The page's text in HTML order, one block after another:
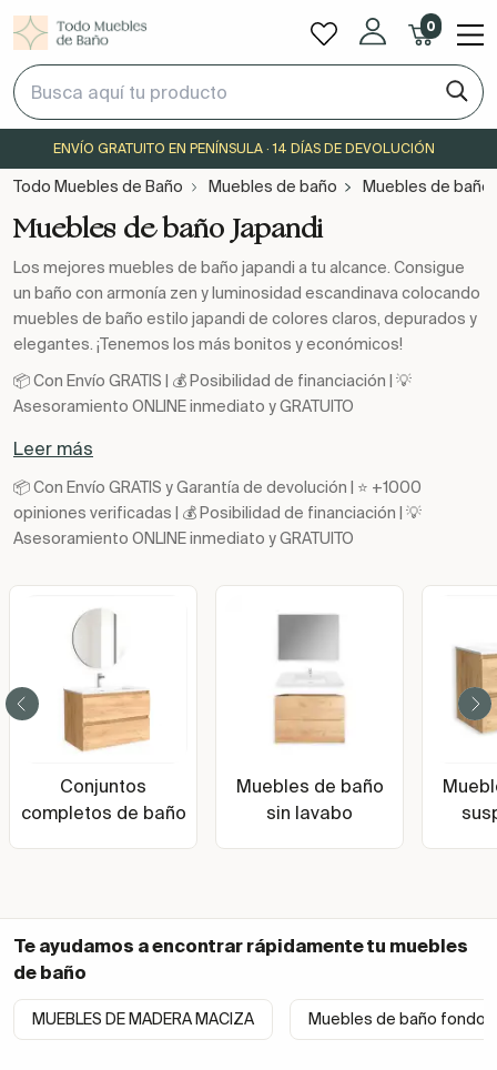
0
ENVÍO GRATUITO EN PENÍNSULA · 14 DÍAS DE DEVOLUCIÓN
Todo Muebles de Baño Muebles de baño Muebles de baño
Muebles de baño Japandi
Los mejores muebles de baño japandi a tu alcance. Consigue
un baño con armonía zen y luminosidad escandinava colocando
muebles de baño estilo japandi de colores claros, depurados y
elegantes. ¡Tenemos los más bonitos y económicos!
📦 Con Envío GRATIS | 💰 Posibilidad de financiación | 💡
Asesoramiento ONLINE inmediato y GRATUITO
Leer más
📦 Con Envío GRATIS y Garantía de devolución | ⭐ +1000
opiniones verificadas | 💰 Posibilidad de financiación | 💡
Asesoramiento ONLINE inmediato y GRATUITO
Conjuntos
completos de baño
Muebles de baño
sin lavabo
Te ayudamos a encontrar rápidamente tu muebles
de baño
MUEBLES DE MADERA MACIZA Muebles de baño fondo